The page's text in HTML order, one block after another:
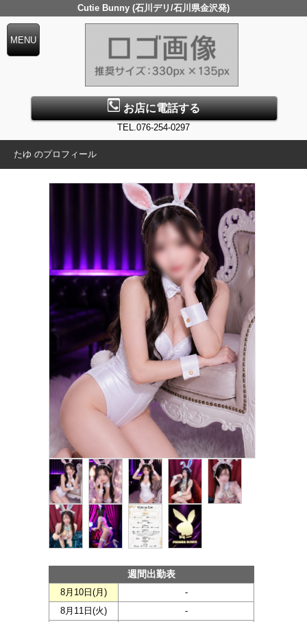
Cutie Bunny (石川デリ/石川県金沢発)
お店に電話する
TEL.076-254-0297
たゆ のプロフィール
週間出勤表
8月10日(月 )
-
8月11日(火)
-